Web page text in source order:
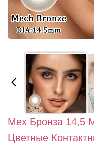
Мех Бронза 14,5
Цветные